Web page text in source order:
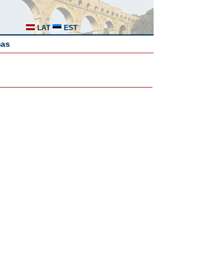
LAT EST